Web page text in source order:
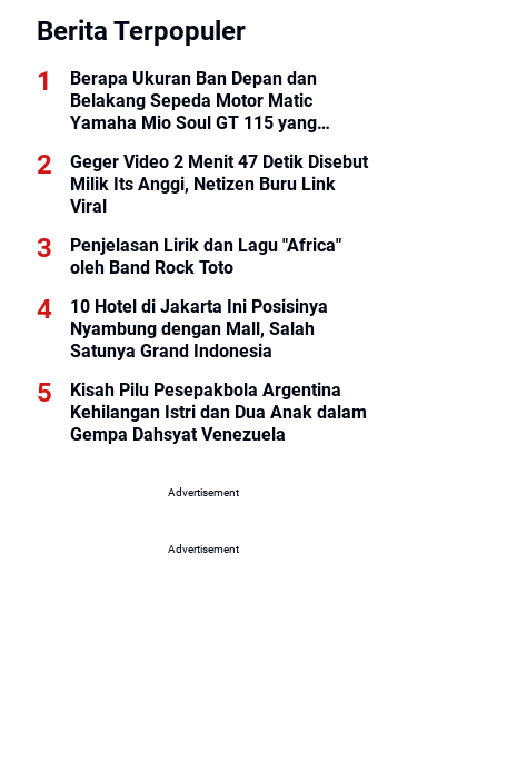
Berita Terpopuler
Berapa Ukuran Ban Depan dan
Belakang Sepeda Motor Matic
Yamaha Mio Soul GT 115 yang
Geger Video 2 Menit 47 Detik Disebut
Milik Its Anggi, Netizen Buru Link
Viral
Penjelasan Lirik dan Lagu "Africa"
oleh Band Rock Toto
10 Hotel di Jakarta Ini Posisinya
Nyambung dengan Mall, Salah
Satunya Grand Indonesia
Kisah Pilu Pesepakbola Argentina
Kehilangan Istri dan Dua Anak dalam
Gempa Dahsyat Venezuela
Advertisement
Advertisement